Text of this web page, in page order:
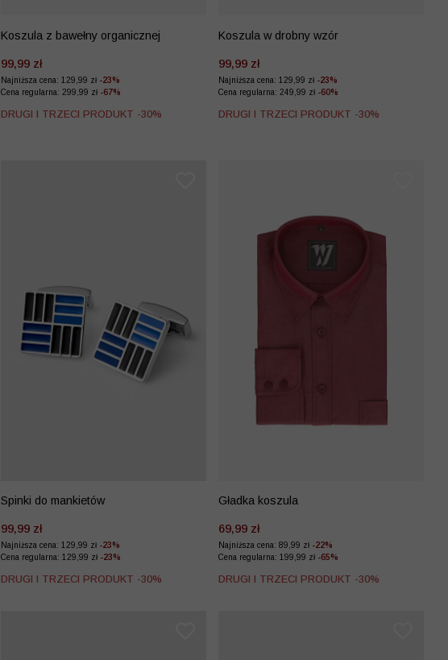
Koszula z bawełny organicznej
99,99 zł
Najniższa cena: 129,99 zł -23%
Cena regularna: 299,99 zł -67%
DRUGI I TRZECI PRODUKT -30%
Koszula w drobny wzór
99,99 zł
Najniższa cena: 129,99 zł -23%
Cena regularna: 249,99 zł -60%
DRUGI I TRZECI PRODUKT -30%
Spinki do mankietów
99,99 zł
Najniższa cena: 129,99 zł -23%
Cena regularna: 129,99 zł -23%
DRUGI I TRZECI PRODUKT -30%
Gładka koszula
69,99 zł
Najniższa cena: 89,99 zł -22%
Cena regularna: 199,99 zł -65%
DRUGI I TRZECI PRODUKT -30%